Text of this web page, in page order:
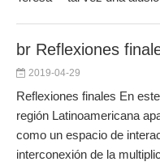
br Reflexiones
2019-04-29
Reflexiones finales En
región Latinoamericana
como un espacio de
interconexión de la